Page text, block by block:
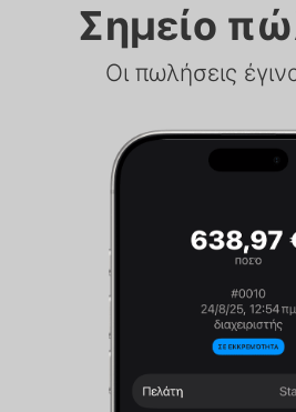
Σημείο
Οι πωλήσεις